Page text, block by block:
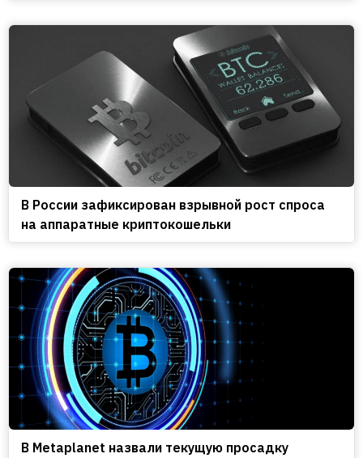
В России зафиксирован взрывной рост спроса
на аппаратные криптокошельки
В Metaplanet назвали текущую просадку